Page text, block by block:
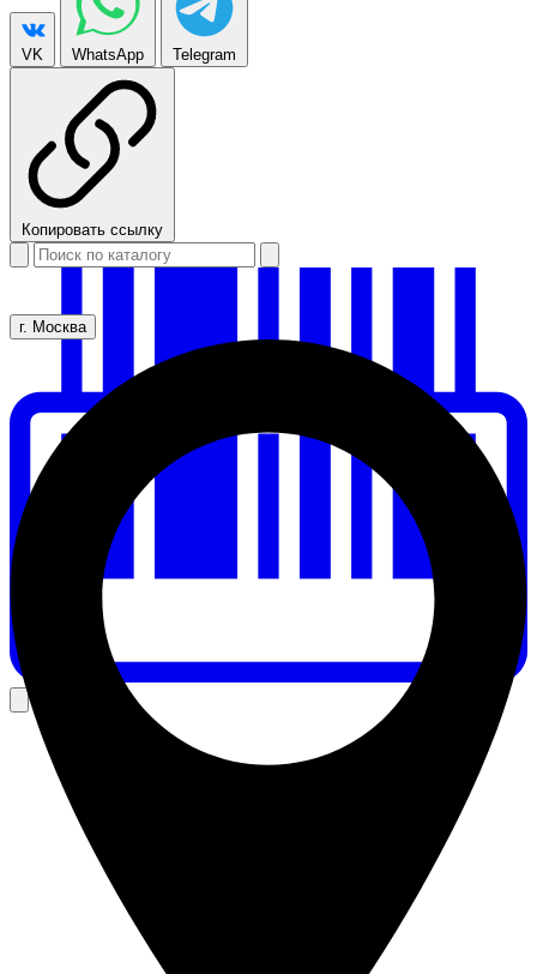
VK WhatsApp Telegram
Копировать ссылку